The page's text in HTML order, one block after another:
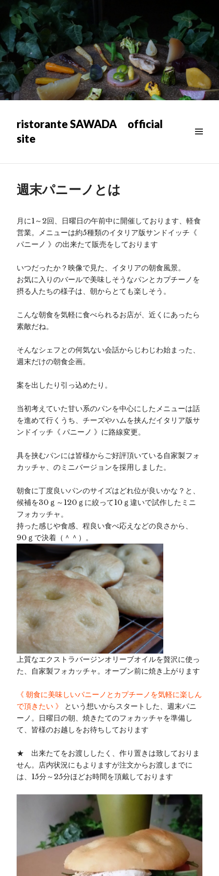
ristorante SAWADA official
site
ット
週末パニーノとは
月に1～2回、日曜日の午前中に開催しております、軽食
営業。メニューは約5種類のイタリア版サンドイッチ《
パニーノ 》の出来たて販売をしております
いつだったか？映像で見た、イタリアの朝食風景。
お気に入りのバールで美味しそうなパンとカプチーノを
摂る人たちの様子は、朝からとても楽しそう。
こんな朝食を気軽に食べられるお店が、近くにあったら
素敵だね。
そんなシェフとの何気ない会話からじわじわ始まった、
週末だけの朝食企画。
案を出したり引っ込めたり。
当初考えていた甘い系のパンを中心にしたメニューは話
を進めて行くうち、チーズやハムを挟んだイタリア版サ
ンドイッチ《 パニーノ 》に路線変更。
具を挟むパンには皆様からご好評頂いている自家製フォ
カッチャ、のミニバージョンを採用しました。
朝食に丁度良いパンのサイズはどれ位が良いかな？と、
候補を30ｇ～120ｇに絞って10ｇ違いで試作したミニ
フォカッチャ。
持った感じや食感、程良い食べ応えなどの良さから、
90ｇで決着（＾＾）。
上質なエクストラバージンオリーブオイルを贅沢に使っ
た、自家製フォカッチャ。オーブン前に焼き上がります
《 朝食に美味しいパニーノとカプチーノを気軽に楽しん
で頂きたい 》 という想いからスタートした、週末パニ
ーノ。日曜日の朝、焼きたてのフォカッチャを準備し
て、皆様のお越しをお待ちしております
★ 出来たてをお渡ししたく、作り置きは致しておりま
せん。店内状況にもよりますが注文からお渡しまでに
は、15分～25分ほどお時間を頂戴しております